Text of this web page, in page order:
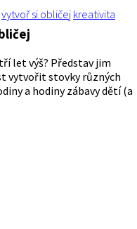
vytvoř si obličej kreativita
let výš? Představ jim
vytvořit stovky různých
a hodiny zábavy dětí (a